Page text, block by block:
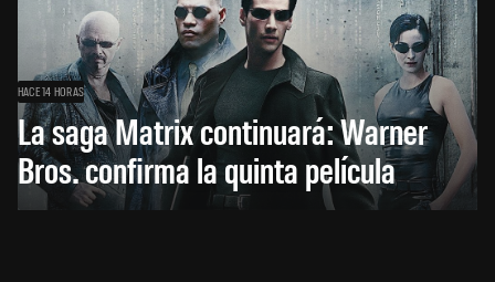
HACE 14 HORAS
La saga Matrix continuará: Warner
Bros. confirma la quinta película